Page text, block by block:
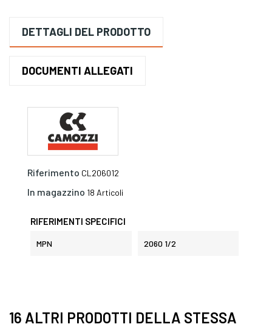
DETTAGLI DEL PRODOTTO
DOCUMENTI ALLEGATI
Riferimento CL206012
In magazzino 18 Articoli
RIFERIMENTI SPECIFICI
MPN 2060 1/2
16 ALTRI PRODOTTI DELLA STESSA